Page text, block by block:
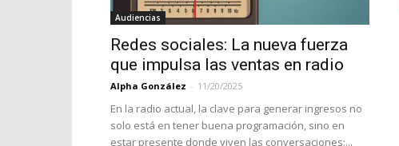
Audiencias
Redes sociales: La nueva fuerza
que impulsa las ventas en radio
Alpha González - 11/20/2025
En la radio actual, la clave para generar ingresos no
solo está en tener buena programación, sino en
estar presente donde viven las conversaciones:...